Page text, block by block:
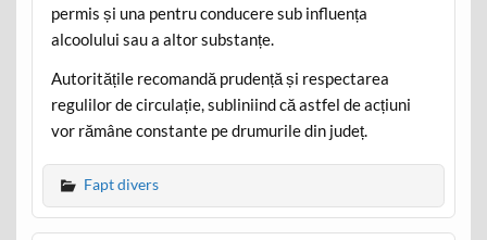
permis și una pentru conducere sub influența
alcoolului sau a altor substanțe.
Autoritățile recomandă prudență și respectarea
regulilor de circulație, subliniind că astfel de acțiuni
vor rămâne constante pe drumurile din județ.
Fapt divers